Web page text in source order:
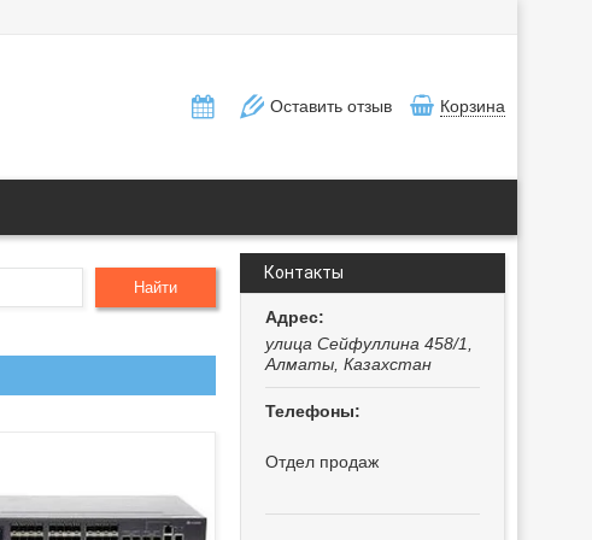
Оставить отзыв Корзина
Найти
Контакты
улица Сейфуллина 458/1,
Алматы, Казахстан
Отдел продаж